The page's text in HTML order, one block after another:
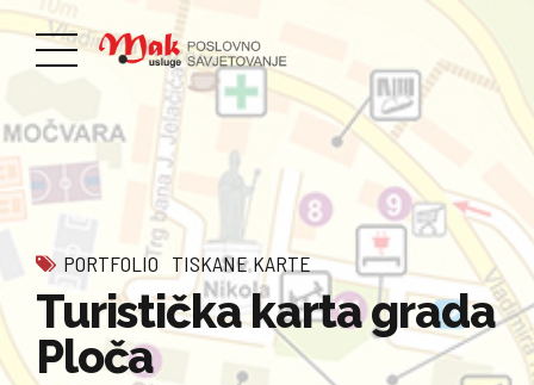
PORTFOLIO TISKANE KARTE
Turistička karta grada
Ploča